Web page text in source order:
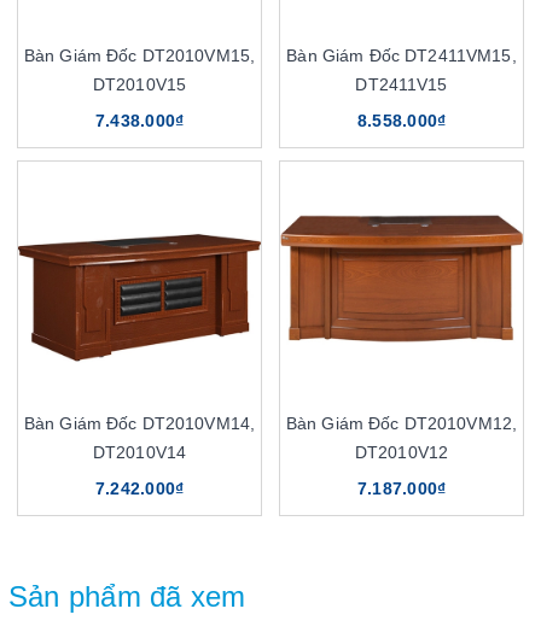
Bàn Giám Đốc DT2010VM15,
DT2010V15
7.438.000₫
Bàn Giám Đốc DT2411VM15,
DT2411V15
8.558.000₫
Bàn Giám Đốc DT2010VM14,
DT2010V14
7.242.000₫
Bàn Giám Đốc DT2010VM12,
DT2010V12
7.187.000₫
Sản phẩm đã xem